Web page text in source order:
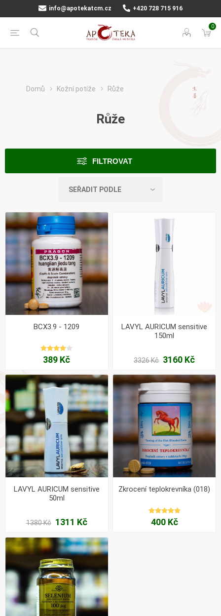
info@apotekatcm.cz +420 728 715 916
0
Domů Kožní potíže Růže
Růže
FILTROVAT
BCX3.9 - 1209
389 Kč
LAVYL AURICUM sensitive
150ml
3326 Kč 3160 Kč
LAVYL AURICUM sensitive
50ml
1380 Kč 1311 Kč
Zkrocení teplokrevníka (018)
400 Kč